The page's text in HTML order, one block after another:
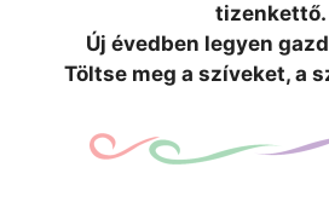
tizenkettő.
Új évedben legyen
Töltse meg a szíveket, a